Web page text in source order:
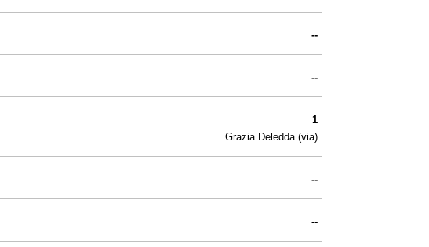
--
--
1
Grazia Deledda (via)
--
--